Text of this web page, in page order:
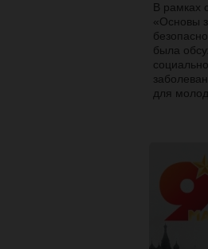
В рамках
«Основы
была
для